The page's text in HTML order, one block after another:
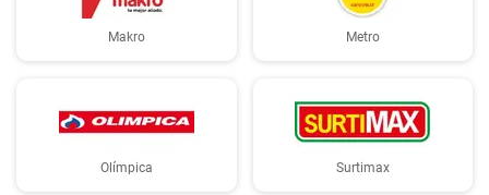
Makro Metro
Olímpica Surtimax